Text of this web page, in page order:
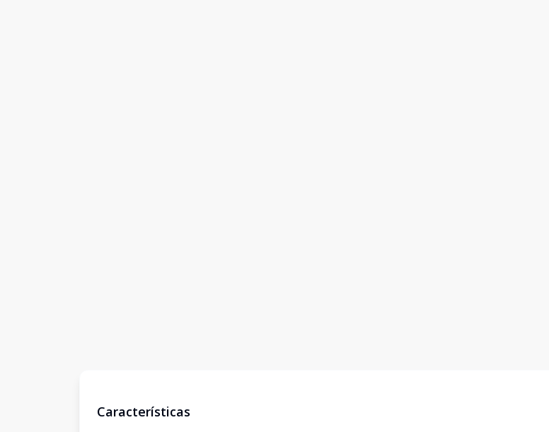
Características